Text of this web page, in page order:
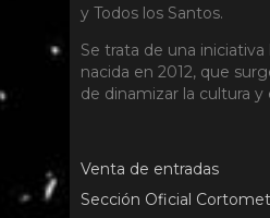
y Todos los Santos.
Se trata de una iniciativa
nacida en 2012, que
de dinamizar la cultura y
Venta de entradas
Sección Oficial